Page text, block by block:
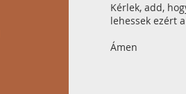
Kérlek, add,
lehessek ezért
Ámen